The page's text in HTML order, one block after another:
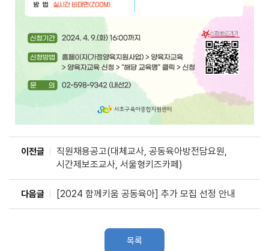
이전글
직원채용공고(대체교사, 공동육아방전담요원,
시간제보조교사, 서울형키즈카페)
다음글 [2024 함께키움 공동육아] 추가 모집 선정 안내
목록